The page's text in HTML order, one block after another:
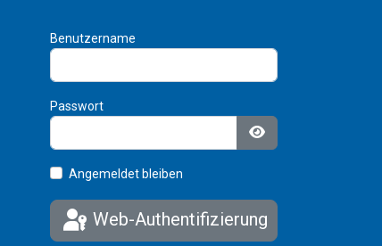
Benutzername
Passwort
Passwort anzeigen
Angemeldet bleiben
Web-Authentifizierung